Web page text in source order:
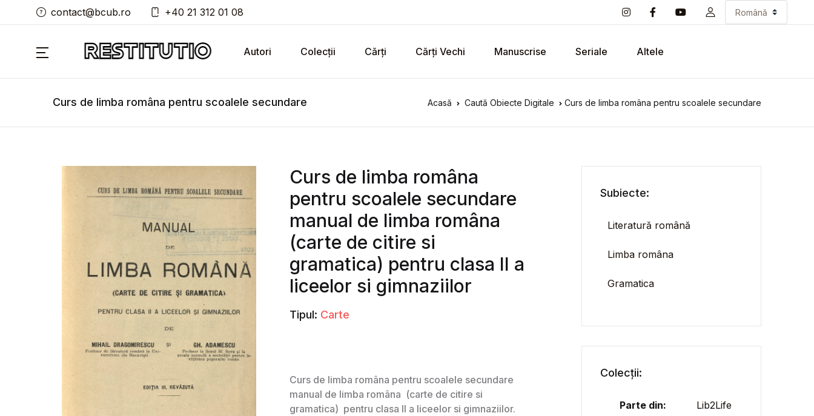
contact@bcub.ro +40 21 312 01 08
Autori Colecții Cărți Cărți Vechi Manuscrise Seriale Altele
Curs de limba româna pentru scoalele secundare Acasă Caută Obiecte Digitale Curs de limba româna pentru scoalele secundare
Curs de limba româna
pentru scoalele secundare
manual de limba româna
(carte de citire si
gramatica) pentru clasa II a
liceelor si gimnaziilor
Tipul: Carte
Subiecte:
Literatură română
Limba româna
Gramatica
Colecții:
Parte din: Lib2Life